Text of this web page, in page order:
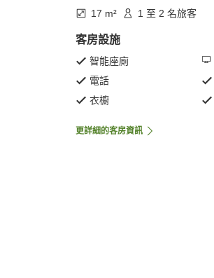
17 m² 1 至 2 名旅客
客房設施
智能座廁
電話
衣櫥
更詳細的客房資訊